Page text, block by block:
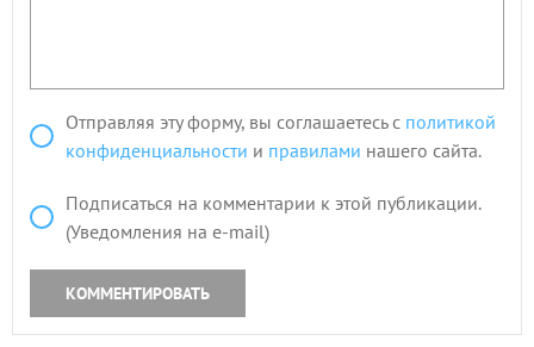
Отправляя эту форму, вы соглашаетесь с политикой
конфиденциальности и правилами нашего сайта.
Подписаться на комментарии к этой публикации.
(Уведомления на e-mail)
КОММЕНТИРОВАТЬ